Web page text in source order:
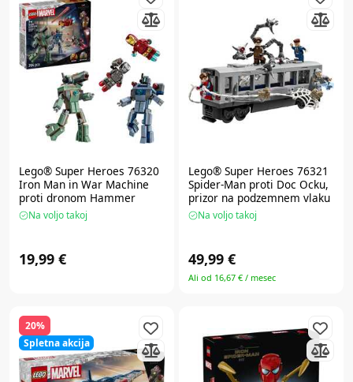
Lego® Super Heroes 76320
Iron Man in War Machine
proti dronom Hammer
Na voljo takoj
19,99 €
Lego® Super Heroes 76321
Spider-Man proti Doc Ocku,
prizor na podzemnem vlaku
Na voljo takoj
49,99 €
Ali od 16,67 € / mesec
20%
Spletna akcija